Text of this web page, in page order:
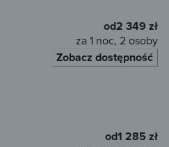
od2 349 zł
za 1 noc, 2 osoby
Zobacz dostępność
od1 285 zł